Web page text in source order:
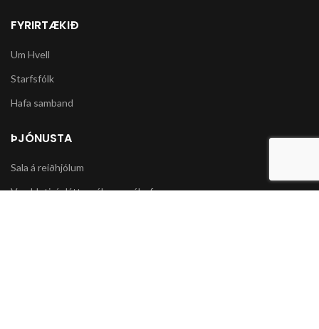
FYRIRTÆKIÐ
Um Hvell
Starfsfólk
Hafa samband
ÞJÓNUSTA
Sala á reiðhjólum
Varahlutir í slátturvélar og vélorf